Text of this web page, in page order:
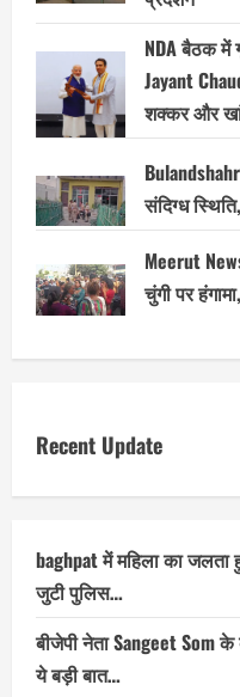
NDA बैठक में
Jayant
शक्कर और
संदिग्ध
Meerut
चुंगी पर
Recent Update
baghpat में महिला का
जुटी पुलिस…
बीजेपी नेता Sangeet Som के
ये बड़ी बात…